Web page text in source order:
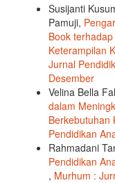
Susijanti
Pamuji,
Book
Keterampilan
Jurnal
Desember
Velina Bella
dalam
Berkebutuhan
Pendidikan
Rahmadani
Pendidikan
, Murhum :